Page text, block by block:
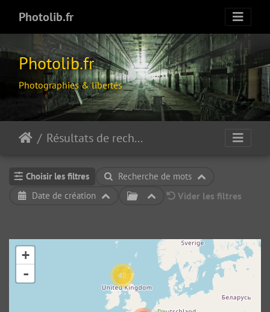
Photolib.fr
Photolib.fr
Photographies & libertés
Résultats de recherche
Choisir les filtres
Recherche de mots
Date de création
Vider les filtres
40
+
-